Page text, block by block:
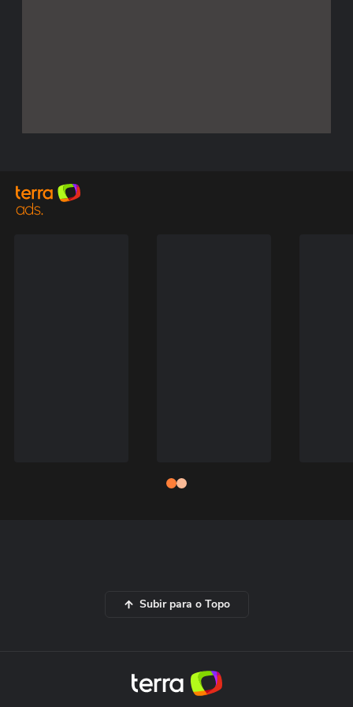
Subir para o Topo